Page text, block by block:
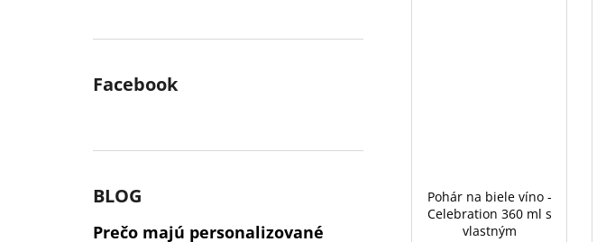
Facebook
BLOG
Prečo majú personalizované
Pohár na biele víno -
Celebration 360 ml s
vlastným